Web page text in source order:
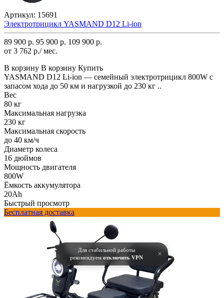
Для стабильной работы
рекомендуем отключить VPN ×
Артикул: 15691
Электротрицикл YASMAND D12 Li-ion
89 900 р. 95 900 р. 109 900 р.
от 3 762 р./ мес.
В корзину В корзину Купить
YASMAND D12 Li-ion — семейный электротрицикл 800W с
запасом хода до 50 км и нагрузкой до 230 кг ..
Вес
80 кг
Максимальная нагрузка
230 кг
Максимальная скорость
до 40 км/ч
Диаметр колеса
16 дюймов
Мощность двигателя
800W
Ёмкость аккумулятора
20Ah
Быстрый просмотр
Бесплатная доставка